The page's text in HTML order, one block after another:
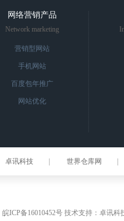
网络营销产品
Network marketing
营销型网站
手机网站
百度包年推广
网站优化
卓讯科技 世界仓库网
皖ICP备16010452号 技术支持： 卓讯科